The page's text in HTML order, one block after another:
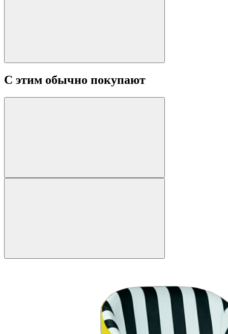
С этим обычно покупают